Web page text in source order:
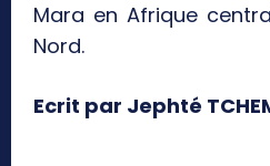
Mara en Afrique
Nord.
Ecrit par Jephté